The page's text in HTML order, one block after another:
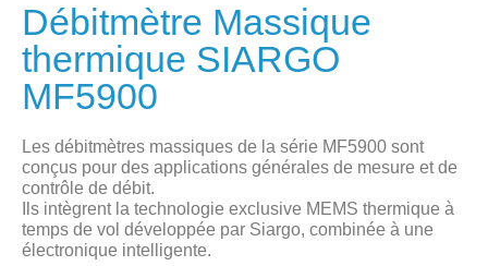
Débitmètre Massique
thermique SIARGO
MF5900
Les débitmètres massiques de la série MF5900 sont
conçus pour des applications générales de mesure et de
contrôle de débit.
Ils intègrent la technologie exclusive MEMS thermique à
temps de vol développée par Siargo, combinée à une
électronique intelligente.